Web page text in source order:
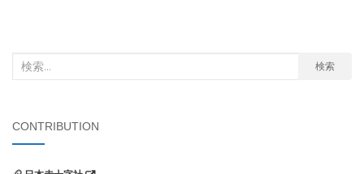
ー
ョ
ン
検索
CONTRIBUTION